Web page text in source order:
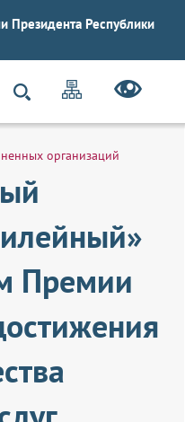
Президента Республики
организаций
Премии